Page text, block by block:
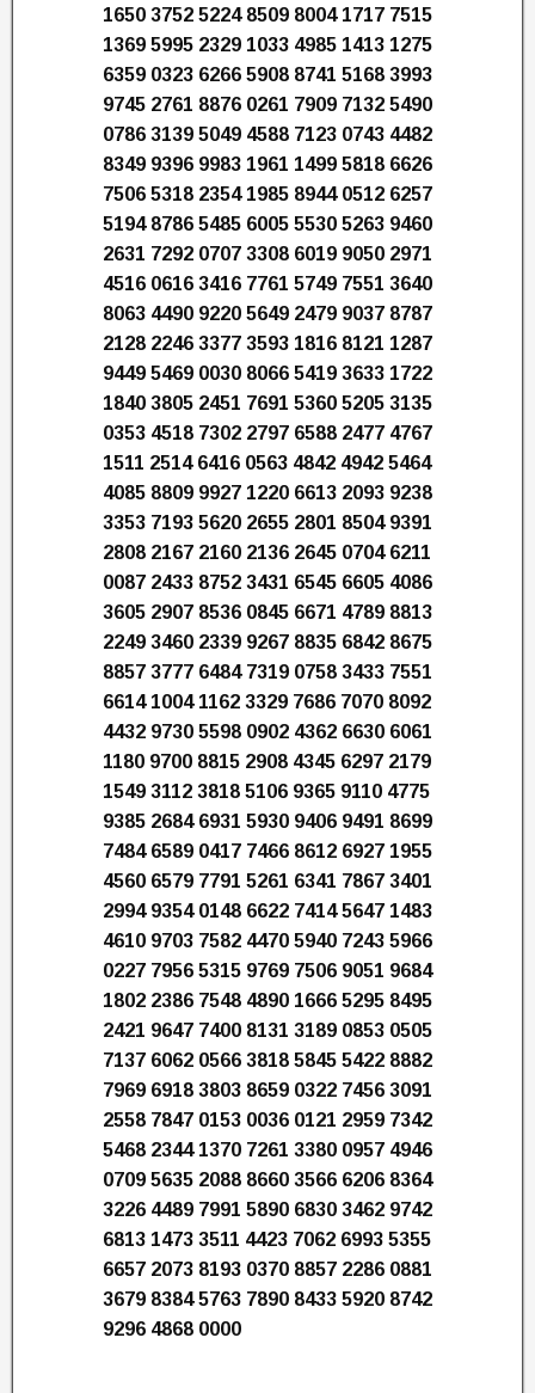
1650 3752 5224 8509 8004 1717 7515
1369 5995 2329 1033 4985 1413 1275
6359 0323 6266 5908 8741 5168 3993
9745 2761 8876 0261 7909 7132 5490
0786 3139 5049 4588 7123 0743 4482
8349 9396 9983 1961 1499 5818 6626
7506 5318 2354 1985 8944 0512 6257
5194 8786 5485 6005 5530 5263 9460
2631 7292 0707 3308 6019 9050 2971
4516 0616 3416 7761 5749 7551 3640
8063 4490 9220 5649 2479 9037 8787
2128 2246 3377 3593 1816 8121 1287
9449 5469 0030 8066 5419 3633 1722
1840 3805 2451 7691 5360 5205 3135
0353 4518 7302 2797 6588 2477 4767
1511 2514 6416 0563 4842 4942 5464
4085 8809 9927 1220 6613 2093 9238
3353 7193 5620 2655 2801 8504 9391
2808 2167 2160 2136 2645 0704 6211
0087 2433 8752 3431 6545 6605 4086
3605 2907 8536 0845 6671 4789 8813
2249 3460 2339 9267 8835 6842 8675
8857 3777 6484 7319 0758 3433 7551
6614 1004 1162 3329 7686 7070 8092
4432 9730 5598 0902 4362 6630 6061
1180 9700 8815 2908 4345 6297 2179
1549 3112 3818 5106 9365 9110 4775
9385 2684 6931 5930 9406 9491 8699
7484 6589 0417 7466 8612 6927 1955
4560 6579 7791 5261 6341 7867 3401
2994 9354 0148 6622 7414 5647 1483
4610 9703 7582 4470 5940 7243 5966
0227 7956 5315 9769 7506 9051 9684
1802 2386 7548 4890 1666 5295 8495
2421 9647 7400 8131 3189 0853 0505
7137 6062 0566 3818 5845 5422 8882
7969 6918 3803 8659 0322 7456 3091
2558 7847 0153 0036 0121 2959 7342
5468 2344 1370 7261 3380 0957 4946
0709 5635 2088 8660 3566 6206 8364
3226 4489 7991 5890 6830 3462 9742
6813 1473 3511 4423 7062 6993 5355
6657 2073 8193 0370 8857 2286 0881
3679 8384 5763 7890 8433 5920 8742
9296 4868 0000